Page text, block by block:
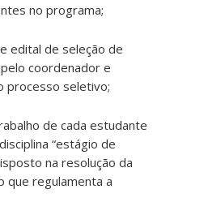
no programa;
edital de seleção de
coordenador e
processo seletivo;
de cada estudante
“estágio de
na resolução da
que regulamenta a